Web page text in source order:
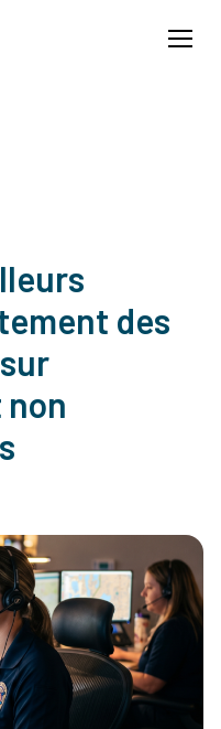
Menu
des